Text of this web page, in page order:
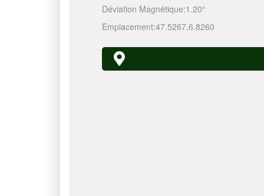
Déviation Magnétique:1.20°
Emplacement:47.5267,6.8260